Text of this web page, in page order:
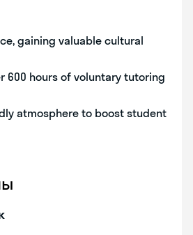
gaining valuable cultural
600 hours of voluntary tutoring
atmosphere to boost student